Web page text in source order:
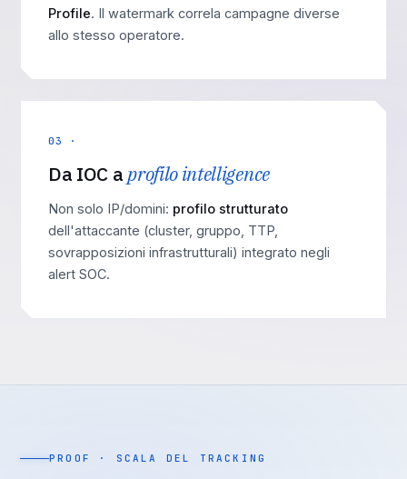
Profile. Il watermark correla campagne diverse
allo stesso operatore.
03 ·
Da IOC aprofilo intelligence
Non solo IP/domini: profilo strutturato
dell'attaccante (cluster, gruppo, TTP,
sovrapposizioni infrastrutturali) integrato negli
alert SOC.
PROOF · SCALA DEL TRACKING